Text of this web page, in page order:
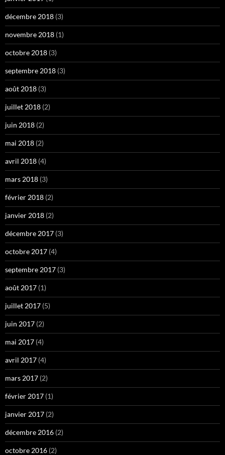
décembre 2018 (3)
novembre 2018 (1)
octobre 2018 (3)
septembre 2018 (3)
août 2018 (3)
juillet 2018 (2)
juin 2018 (2)
mai 2018 (2)
avril 2018 (4)
mars 2018 (3)
février 2018 (2)
janvier 2018 (2)
décembre 2017 (3)
octobre 2017 (4)
septembre 2017 (3)
août 2017 (1)
juillet 2017 (5)
juin 2017 (2)
mai 2017 (4)
avril 2017 (4)
mars 2017 (2)
février 2017 (1)
janvier 2017 (2)
décembre 2016 (2)
octobre 2016 (2)